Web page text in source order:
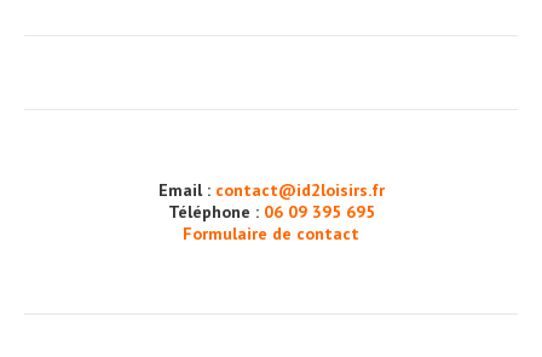
Email : contact@id2loisirs.fr
Téléphone : 06 09 395 695
Formulaire de contact